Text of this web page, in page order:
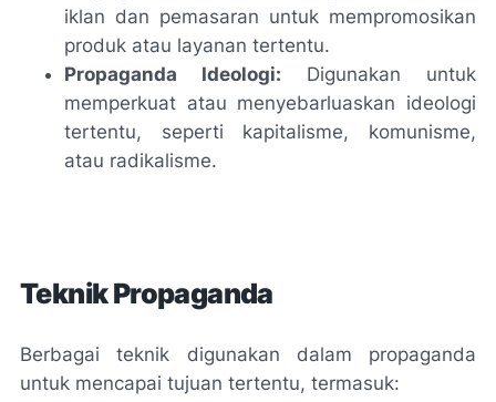
iklan dan pemasaran untuk mempromosikan
produk atau layanan tertentu.
Propaganda Ideologi: Digunakan untuk
memperkuat atau menyebarluaskan ideologi
tertentu, seperti kapitalisme, komunisme,
atau radikalisme.
Teknik Propaganda
Berbagai teknik digunakan dalam propaganda
untuk mencapai tujuan tertentu, termasuk: